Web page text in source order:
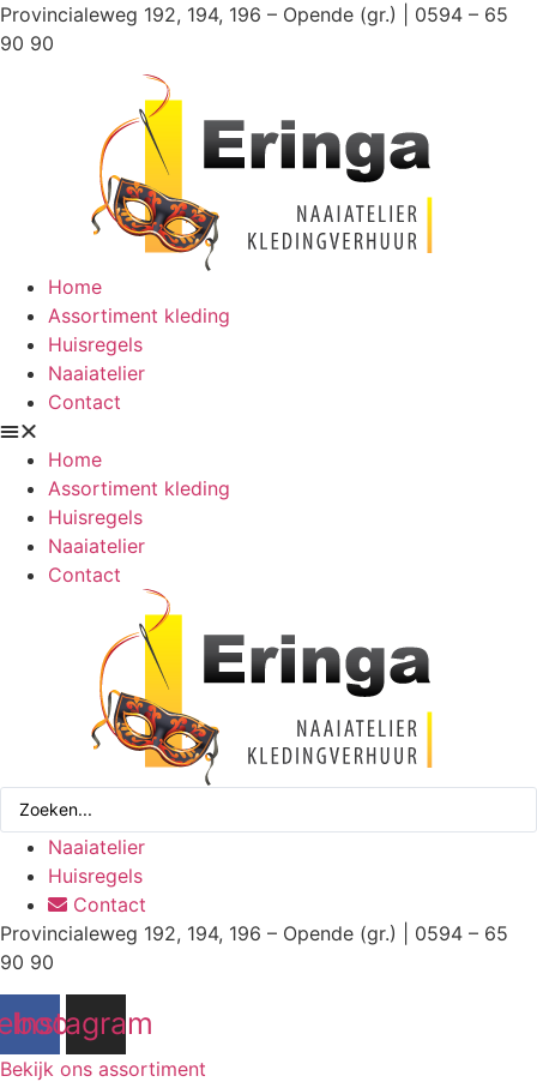
Ga
naar
Provincialeweg 192, 194, 196 – Opende (gr.) | 0594 – 65
90 90
Home
Assortiment kleding
Huisregels
Naaiatelier
Contact
Home
Assortiment kleding
Huisregels
Naaiatelier
Contact
Search
Naaiatelier
Huisregels
Contact
Provincialeweg 192, 194, 196 – Opende (gr.) | 0594 – 65
90 90
Instagram
Bekijk ons assortiment